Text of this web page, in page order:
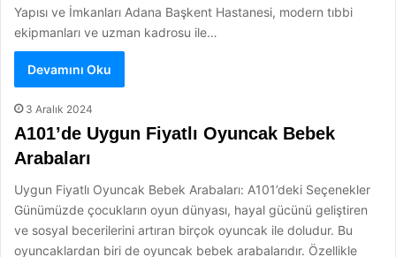
Yapısı ve İmkanları Adana Başkent Hastanesi, modern tıbbi
ekipmanları ve uzman kadrosu ile…
Devamını Oku
3 Aralık 2024
A101’de Uygun Fiyatlı Oyuncak Bebek
Arabaları
Uygun Fiyatlı Oyuncak Bebek Arabaları: A101’deki Seçenekler
Günümüzde çocukların oyun dünyası, hayal gücünü geliştiren
ve sosyal becerilerini artıran birçok oyuncak ile doludur. Bu
oyuncaklardan biri de oyuncak bebek arabalarıdır. Özellikle